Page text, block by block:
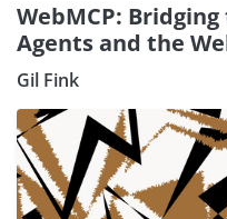
WebMCP:
Agents and the
Gil Fink